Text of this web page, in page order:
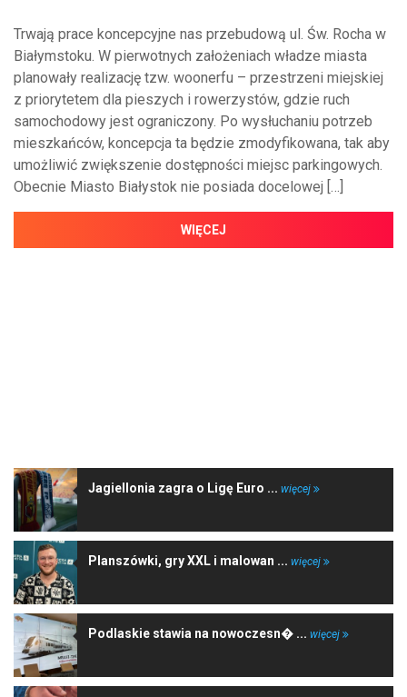
Trwają prace koncepcyjne nas przebudową ul. Św. Rocha w
Białymstoku. W pierwotnych założeniach władze miasta
planowały realizację tzw. woonerfu – przestrzeni miejskiej
z priorytetem dla pieszych i rowerzystów, gdzie ruch
samochodowy jest ograniczony. Po wysłuchaniu potrzeb
mieszkańców, koncepcja ta będzie zmodyfikowana, tak aby
umożliwić zwiększenie dostępności miejsc parkingowych.
Obecnie Miasto Białystok nie posiada docelowej […]
WIĘCEJ
Jagiellonia zagra o Ligę Euro ... więcej
Planszówki, gry XXL i malowan ... więcej
Podlaskie stawia na nowoczesn� ... więcej